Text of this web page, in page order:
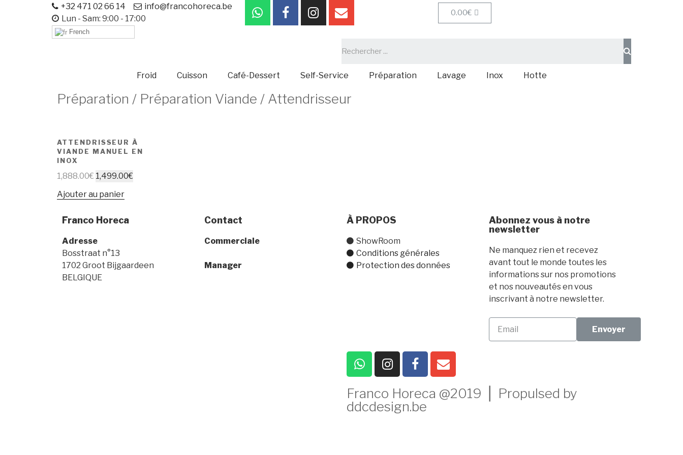
+32 471 02 66 14
info@francohoreca.be
Lun - Sam: 9:00 - 17:00
0.00€
French
Froid Cuisson Café-Dessert Self-Service Préparation Lavage Inox Hotte
Préparation / Préparation Viande / Attendrisseur
ATTENDRISSEUR À
VIANDE MANUEL EN
INOX
1,888.00€ 1,499.00€
Ajouter au panier
Franco Horeca
Adresse
Bosstraat n°13
1702 Groot Bijgaardeen
BELGIQUE
Contact
Commerciale
Manager
À PROPOS
ShowRoom
Conditions générales
Protection des données
Abonnez vous à notre
newsletter
Ne manquez rien et recevez
avant tout le monde toutes les
informations sur nos promotions
et nos nouveautés en vous
inscrivant à notre newsletter.
Envoyer
Franco Horeca @2019 ⎪ Propulsed by
ddcdesign.be